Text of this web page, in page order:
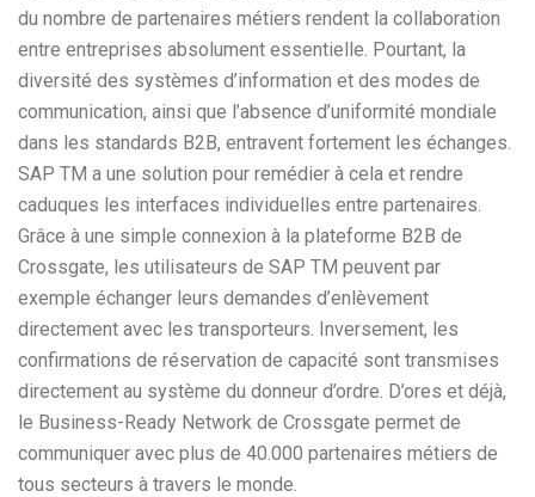
du nombre de partenaires métiers rendent la collaboration
entre entreprises absolument essentielle. Pourtant, la
diversité des systèmes d’information et des modes de
communication, ainsi que l’absence d’uniformité mondiale
dans les standards B2B, entravent fortement les échanges.
SAP TM a une solution pour remédier à cela et rendre
caduques les interfaces individuelles entre partenaires.
Grâce à une simple connexion à la plateforme B2B de
Crossgate, les utilisateurs de SAP TM peuvent par
exemple échanger leurs demandes d’enlèvement
directement avec les transporteurs. Inversement, les
confirmations de réservation de capacité sont transmises
directement au système du donneur d’ordre. D’ores et déjà,
le Business-Ready Network de Crossgate permet de
communiquer avec plus de 40.000 partenaires métiers de
tous secteurs à travers le monde.